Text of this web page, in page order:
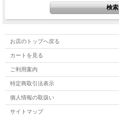
お店のトップへ戻る
カートを見る
ご利用案内
特定商取引法表示
個人情報の取扱い
サイトマップ